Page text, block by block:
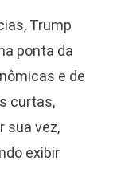
Trump
ponta da
e de
curtas,
sua vez,
exibir